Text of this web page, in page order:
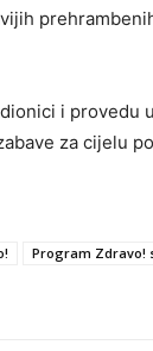
i provedu
za cijelu
Program Zdravo!